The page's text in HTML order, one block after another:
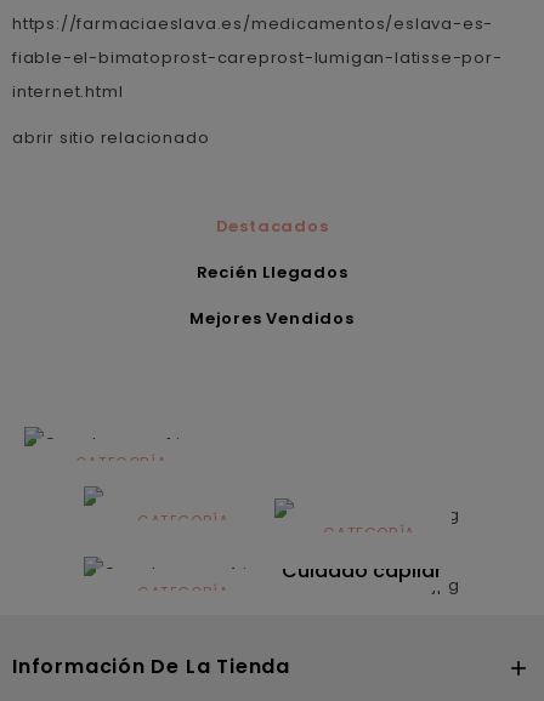
https://farmaciaeslava.es/medicamentos/eslava-es-
fiable-el-bimatoprost-careprost-lumigan-latisse-por-
internet.html
abrir sitio relacionado
Destacados
Recién Llegados
Mejores Vendidos
CATEGORÍA
Alimentación
infantilCATEGORÍA
Dermocosmética
CATEGORÍA
Solares
CATEGORÍA
Cuidado capilar
Información De La Tienda 